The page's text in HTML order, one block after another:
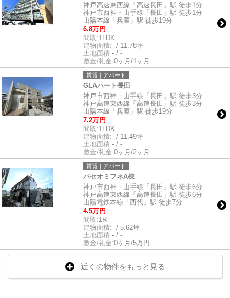
神戸高速東西線「高速長田」駅 徒歩1分
神戸市西神・山手線「長田」駅 徒歩1分
山陽本線「兵庫」駅 徒歩19分
6.8万円
間取:1LDK
建物面積:- / 11.78坪
土地面積:- / -
敷金/礼金:0ヶ月/1ヶ月
賃貸｜アパート
GLAハート長田
神戸市西神・山手線「長田」駅 徒歩3分
神戸高速東西線「高速長田」駅 徒歩3分
山陽本線「兵庫」駅 徒歩19分
7.2万円
間取:1LDK
建物面積:- / 11.49坪
土地面積:- / -
敷金/礼金:0ヶ月/2ヶ月
賃貸｜アパート
パセオミフネA棟
神戸市西神・山手線「長田」駅 徒歩6分
神戸高速東西線「高速長田」駅 徒歩6分
山陽電鉄本線「西代」駅 徒歩7分
4.5万円
間取:1R
建物面積:- / 5.62坪
土地面積:- / -
敷金/礼金:0ヶ月/5万円
近くの物件をもっと見る